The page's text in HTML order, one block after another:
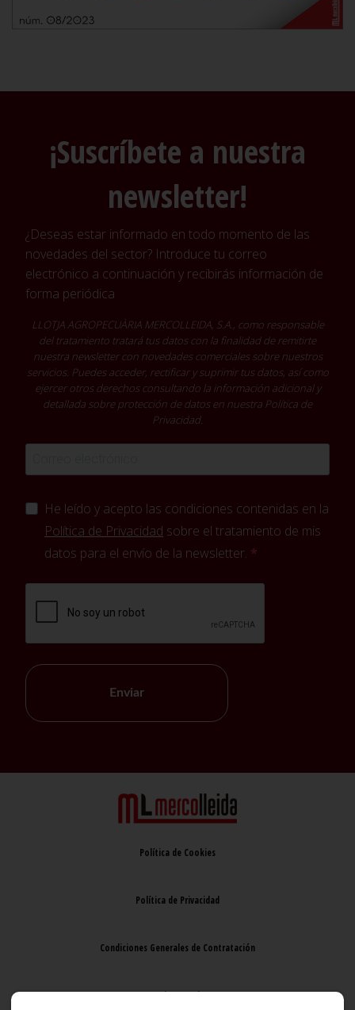
¡Suscríbete a nuestra
newsletter!
¿Deseas estar informado en todo momento de las
novedades del sector? Introduce tu correo
electrónico a continuación y recibirás información de
forma periódica
LLOTJA AGROPECUÀRIA MERCOLLEIDA, S.A., como responsable
del tratamiento tratará tus datos con la finalidad de remitirte
nuestra newsletter con novedades comerciales sobre nuestros
servicios. Puedes acceder, rectificar y suprimir tus datos, así como
ejercer otros derechos consultando la información adicional y
detallada sobre protección de datos en nuestra Política de
Privacidad.
He leído y acepto las condiciones contenidas en la
Política de Privacidad sobre el tratamiento de mis
datos para el envío de la newsletter.
Enviar
Política de Cookies
Política de Privacidad
Condiciones Generales de Contratación
Aviso Legal